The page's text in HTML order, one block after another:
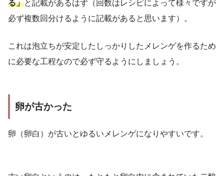
る」と記載があるはず（回数はレシピによって様々ですが
必ず複数回分けるように記載があると思います）。
これは泡立ちが安定したしっかりしたメレンゲを作るため
に必要な工程なので必ず守るようにしましょう。
卵が古かった
卵（卵白）が古いとゆるいメレンゲになりやすいです。